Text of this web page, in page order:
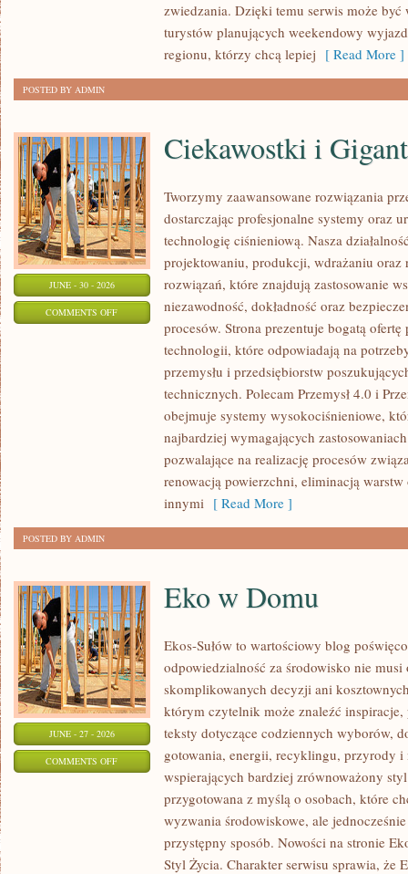
zwiedzania. Dzięki temu serwis może
turystów planujących weekendowy
regionu, którzy chcą lepiej [ Read More ]
POSTED BY ADMIN
JUNE - 30 - 2026
COMMENTS OFFON
CIEKAWOSTKI
Ciekawostki i
Tworzymy zaawansowane rozwiązania
dostarczając profesjonalne systemy oraz
technologię ciśnieniową. Nasza
projektowaniu, produkcji, wdrażaniu oraz
rozwiązań, które znajdują zastosowanie
niezawodność, dokładność oraz
procesów. Strona prezentuje bogatą ofertę
technologii, które odpowiadają na
przemysłu i przedsiębiorstw
technicznych. Polecam Przemysł 4.0 i
obejmuje systemy wysokociśnieniowe,
najbardziej wymagających
pozwalające na realizację procesów
renowacją powierzchni, eliminacją
innymi [ Read More ]
POSTED BY ADMIN
JUNE - 27 - 2026
COMMENTS OFFON
Eko w Domu
Ekos-Sułów to wartościowy blog
odpowiedzialność za środowisko nie
skomplikowanych decyzji ani
którym czytelnik może znaleźć inspiracje,
teksty dotyczące codziennych wyborów,
gotowania, energii, recyklingu, przyrody i
wspierających bardziej zrównoważony styl
przygotowana z myślą o osobach, które
wyzwania środowiskowe, ale
przystępny sposób. Nowości na stronie
Styl Życia. Charakter serwisu sprawia, że